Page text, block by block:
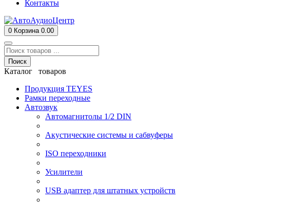
Контакты
0 Корзина 0.00
Поиск
Каталог товаров
Продукция TEYES
Рамки переходные
Автозвук
Автомагнитолы 1/2 DIN
Акустические системы и сабвуферы
ISO переходники
Усилители
USB адаптер для штатных устройств